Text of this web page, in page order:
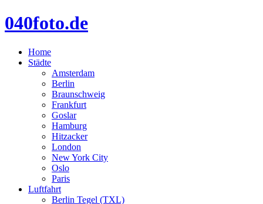
040foto.de
Home
Städte
Amsterdam
Berlin
Braunschweig
Frankfurt
Goslar
Hamburg
Hitzacker
London
New York City
Oslo
Paris
Luftfahrt
Berlin Tegel (TXL)